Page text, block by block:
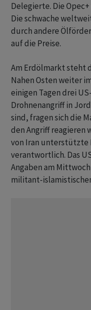
Delegierte. Die
Die schwache
durch andere
auf die Preise.
Am Erdölmarkt steht
Nahen Osten weiter
einigen Tagen drei
Drohnenangriff in
sind, fragen sich die
den Angriff reagieren
von Iran unterstützte
verantwortlich. Das
Angaben am
militant-